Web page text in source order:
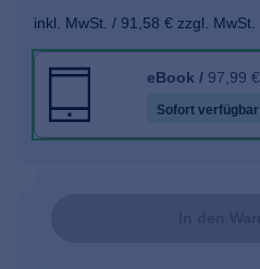
inkl. MwSt. 91,58 € zzgl. MwSt.
eBook / 97,99 €
Sofort verfügbar